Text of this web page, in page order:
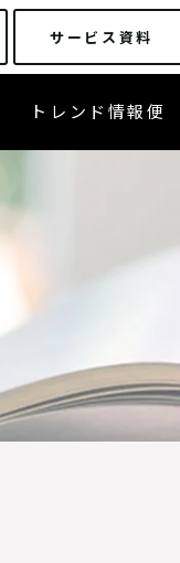
サービス資料
トレンド情報便